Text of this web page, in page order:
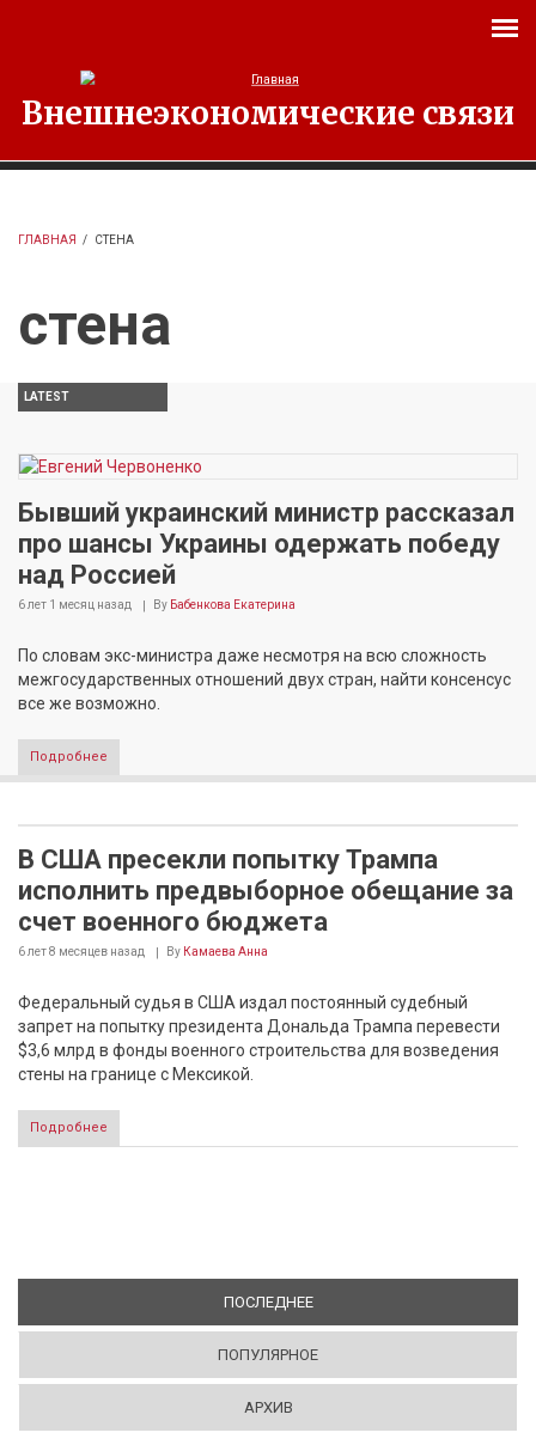
Внешнеэкономические связи
ГЛАВНАЯ / СТЕНА
стена
LATEST
Бывший украинский министр рассказал
про шансы Украины одержать победу
над Россией
6 лет 1 месяц назад By Бабенкова Екатерина
По словам экс-министра даже несмотря на всю сложность
межгосударственных отношений двух стран, найти консенсус
все же возможно.
Подробнее
В США пресекли попытку Трампа
исполнить предвыборное обещание за
счет военного бюджета
6 лет 8 месяцев назад By Камаева Анна
Федеральный судья в США издал постоянный судебный
запрет на попытку президента Дональда Трампа перевести
$3,6 млрд в фонды военного строительства для возведения
стены на границе с Мексикой.
Подробнее
ПОСЛЕДНЕЕ(АКТИВНАЯ ВКЛАДКА)
ПОПУЛЯРНОЕ
АРХИВ